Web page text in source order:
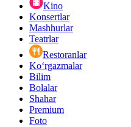
Kino
Konsertlar
Mashhurlar
Teatrlar
Restoranlar
Ko‘rgazmalar
Bilim
Bolalar
Shahar
Premium
Foto